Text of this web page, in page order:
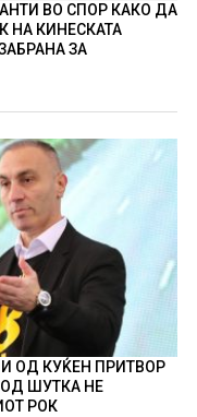
ВО СПОР КАКО ДА
НА КИНЕСКАТА
ЗА
И ОД КУЌЕН ПРИТВОР
ШУТКА НЕ
РОК